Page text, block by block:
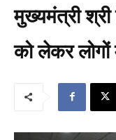
मुख्यमंत्री
को लेकर